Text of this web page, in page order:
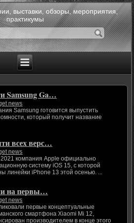
выставки, обзоры, мероприятия,
практикумы
Samsung Ga…
news
Samsung готовится выпустить
который получит название
всех верс…
news
компания Apple официально
систему iOS 15, с которой
будут запущены смартфоны линейки iPhone 13 этой осенью. ...
на первы…
news
первые концептуальные
смартфона Xiaomi Mi 12,
производителем в конце этого